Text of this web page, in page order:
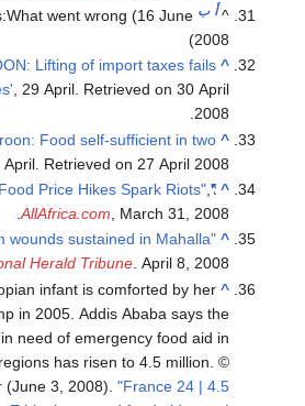
Time; Food Prices:What went wrong
IRIN 2008,'CAMEROON: Lifting of
to reduce food prices' , 29 April.
IRIN 2008,'Cameroon: Food self-
years?',IRIN , 25 April. Retrieved on
AllAfrica.com
"Egyptian boy dies from wounds sustained
food riots",International Herald Tribune
A malnourished Ethiopian infant is
mother at a relief camp in 2005. Addis
number of Ethiopians in need of
drought-affected regions has risen to
2007 AFP Boris Heger (June 3, 2008).